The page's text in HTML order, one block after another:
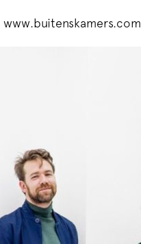
www.buitenskamers.com